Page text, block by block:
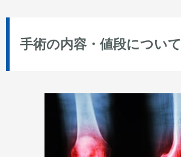
手術の内容・値段について